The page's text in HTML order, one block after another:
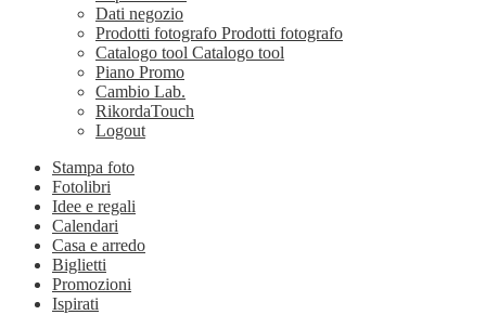
Dati negozio
Prodotti fotografo Prodotti fotografo
Catalogo tool Catalogo tool
Piano Promo
Cambio Lab.
RikordaTouch
Logout
Stampa foto
Fotolibri
Idee e regali
Calendari
Casa e arredo
Biglietti
Promozioni
Ispirati